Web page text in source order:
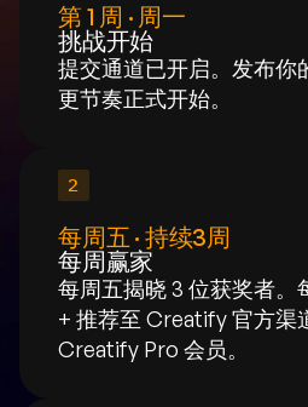
第 1 周 · 周一
挑战开始
提交通道已开启。发布你
更节奏正式开始。
2
每周五 · 持续3周
每周赢家
每周五揭晓 3 位获奖者。
+ 推荐至 Creatify 官方渠
Creatify Pro 会员。